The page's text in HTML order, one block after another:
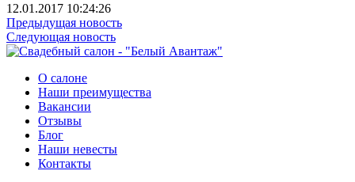
12.01.2017 10:24:26
Предыдущая новость
Следующая новость
О салоне
Наши преимущества
Вакансии
Отзывы
Блог
Наши невесты
Контакты